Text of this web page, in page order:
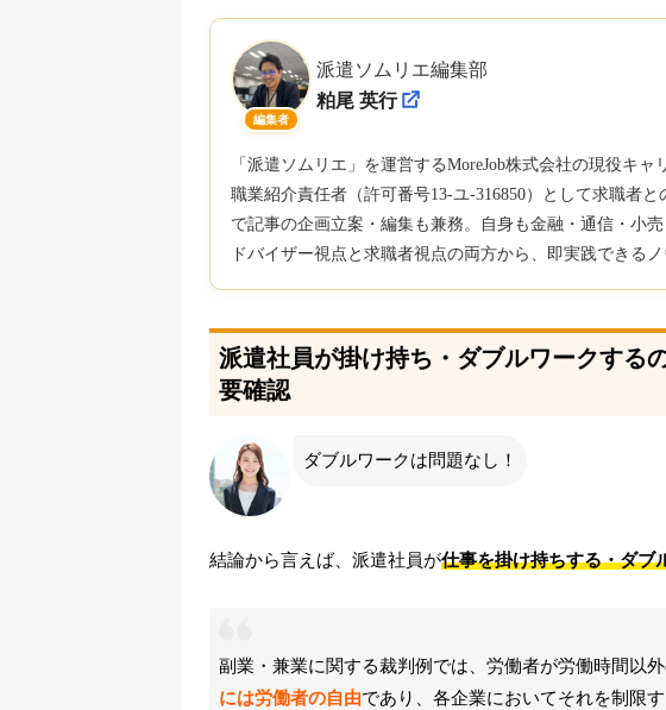
編集者
派遣ソムリエ編集部
粕尾 英行
「派遣ソムリエ」を運営するMoreJob株式会社の現役キ
職業紹介責任者（許可番号13-ユ-316850）として求職者
で記事の企画立案・編集も兼務。自身も金融・通信・小
ドバイザー視点と求職者視点の両方から、即実践できるノ
派遣社員が掛け持ち・ダブルワークする
要確認
ダブルワークは問題なし！
結論から言えば、派遣社員が仕事を掛け持ちする・ダブ
副業・兼業に関する裁判例では、労働者が労働時間以
には労働者の自由であり、各企業においてそれを制限